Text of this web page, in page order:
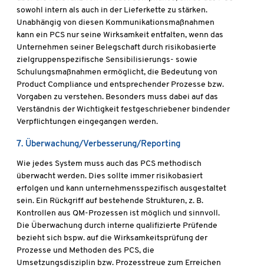
sowohl intern als auch in der Lieferkette zu stärken.
Unabhängig von diesen Kommunikationsmaßnahmen
kann ein PCS nur seine Wirksamkeit entfalten, wenn das
Unternehmen seiner Belegschaft durch risikobasierte
zielgruppenspezifische Sensibilisierungs- sowie
Schulungsmaßnahmen ermöglicht, die Bedeutung von
Product Compliance und entsprechender Prozesse bzw.
Vorgaben zu verstehen. Besonders muss dabei auf das
Verständnis der Wichtigkeit festgeschriebener bindender
Verpflichtungen eingegangen werden.
7. Überwachung/Verbesserung/Reporting
Wie jedes System muss auch das PCS methodisch
überwacht werden. Dies sollte immer risikobasiert
erfolgen und kann unternehmensspezifisch ausgestaltet
sein. Ein Rückgriff auf bestehende Strukturen, z. B.
Kontrollen aus QM-Prozessen ist möglich und sinnvoll.
Die Überwachung durch interne qualifizierte Prüfende
bezieht sich bspw. auf die Wirksamkeitsprüfung der
Prozesse und Methoden des PCS, die
Umsetzungsdisziplin bzw. Prozesstreue zum Erreichen